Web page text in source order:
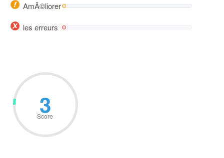
AmÃ©liorer
les erreurs
3
Score